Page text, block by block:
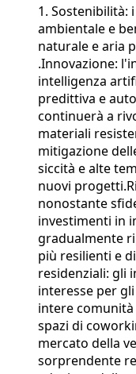
Sostenibilità:
ambientale e
naturale e aria
.Innovazione:
intelligenza
predittiva e
continuerà a
materiali
mitigazione
siccità e alte
nuovi
nonostante
investimenti in
gradualmente
più resilienti e
residenziali: gli
interesse per
intere
spazi di
mercato della
sorprendente